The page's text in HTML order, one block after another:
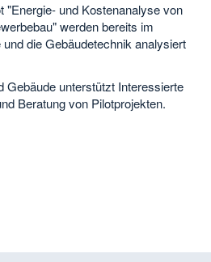
"Energie- und Kostenanalyse von
werden bereits im
die Gebäudetechnik analysiert
Gebäude unterstützt Interessierte
Beratung von Pilotprojekten.